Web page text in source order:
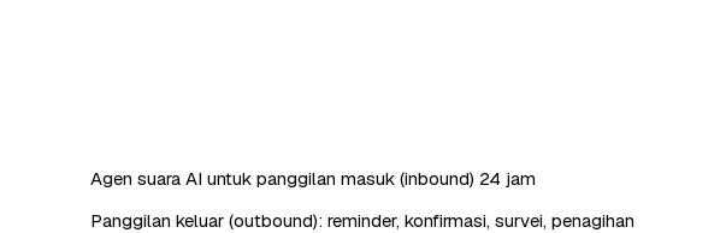
Agen suara AI untuk panggilan masuk (inbound) 24 jam
Panggilan keluar (outbound): reminder, konfirmasi, survei, penagihan